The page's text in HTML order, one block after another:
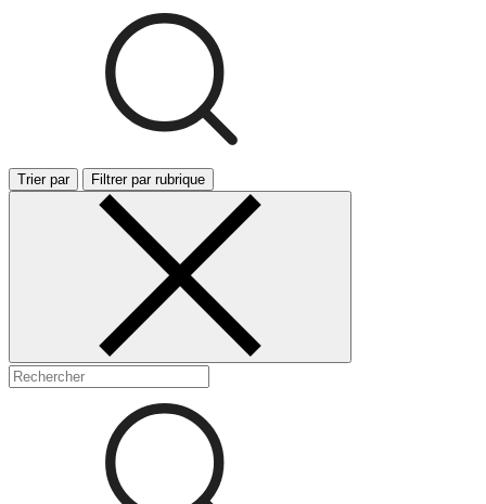
Trier par Filtrer par rubrique